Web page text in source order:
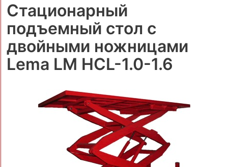
Стационарный
подъемный стол с
двойными ножницами
Lema LM HCL-1.0-1.6